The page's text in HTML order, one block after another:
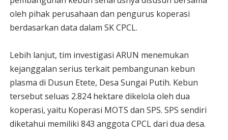
oleh pihak perusahaan dan pengurus koperasi
berdasarkan data dalam SK CPCL.
Lebih lanjut, tim investigasi ARUN menemukan
kejanggalan serius terkait pembangunan kebun
plasma di Dusun Etete, Desa Sungai Putih. Kebun
tersebut seluas 2.824 hektare dikelola oleh dua
koperasi, yaitu Koperasi MOTS dan SPS. SPS sendiri
diketahui memiliki 843 anggota CPCL dari dua desa.